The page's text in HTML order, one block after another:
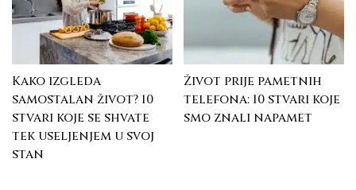
Kako izgleda
samostalan život? 10
stvari koje se shvate
tek useljenjem u svoj
stan
Život prije pametnih
telefona: 10 stvari koje
smo znali napamet